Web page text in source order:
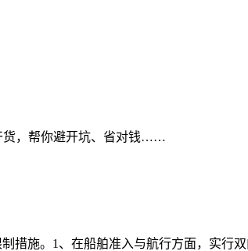
货，帮你避开坑、省对钱……
制措施。1、在船舶准入与航行方面，实行